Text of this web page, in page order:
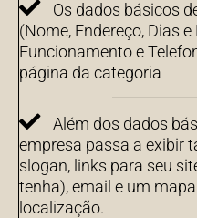
Os dados básicos
(Nome, Endereço, Dias
Funcionamento e
página da categoria
Além dos dados
empresa passa a exibir
slogan, links para seu
tenha), email e um
localização.